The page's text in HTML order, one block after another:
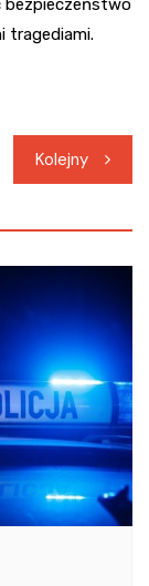
bezpieczeństwo
tragediami.
Kolejny